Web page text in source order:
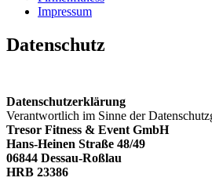
Impressum
Datenschutz
Datenschutzerklärung
Verantwortlich im Sinne der
Tresor Fitness & Event GmbH
Hans-Heinen Straße 48/49
06844 Dessau-Roßlau
HRB 23386